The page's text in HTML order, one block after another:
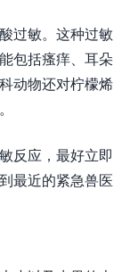
过敏。这种过敏
包括瘙痒、耳朵
动物还对柠檬烯
反应，最好立即
最近的紧急兽医